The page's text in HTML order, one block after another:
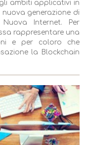
ambiti applicativi in
generazione di
Internet. Per
rappresentare una
e per coloro che
la Blockchain